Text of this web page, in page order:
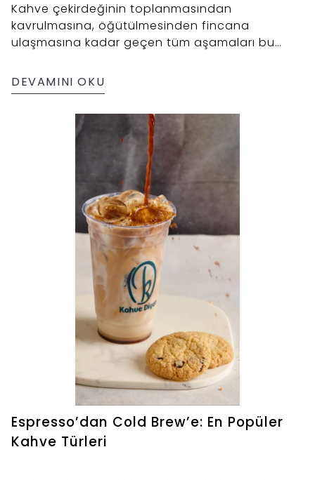
Kahve çekirdeğinin toplanmasından
kavrulmasına, öğütülmesinden fincana
ulaşmasına kadar geçen tüm aşamaları bu
dolu yolculuğuna yakından bakın.
DEVAMINI OKU
Espresso’dan Cold Brew’e: En Popüler
Kahve Türleri